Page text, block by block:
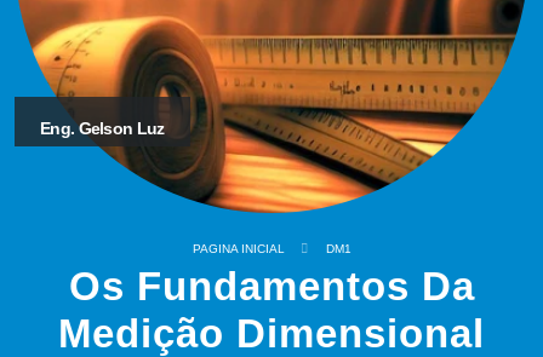
Eng. Gelson Luz
PAGINA INICIAL DM1
Os Fundamentos Da
Medição Dimensional